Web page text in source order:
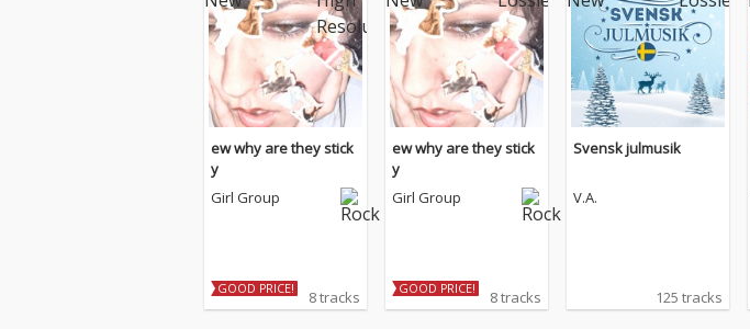
ew why are they stick
y
Girl Group
GOOD PRICE! 8 tracks
ew why are they stick
y
Girl Group
GOOD PRICE! 8 tracks
Svensk julmusik
V.A.
125 tracks